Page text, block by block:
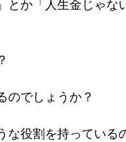
とか「人生金じゃな
のでしょうか？
役割を持っている